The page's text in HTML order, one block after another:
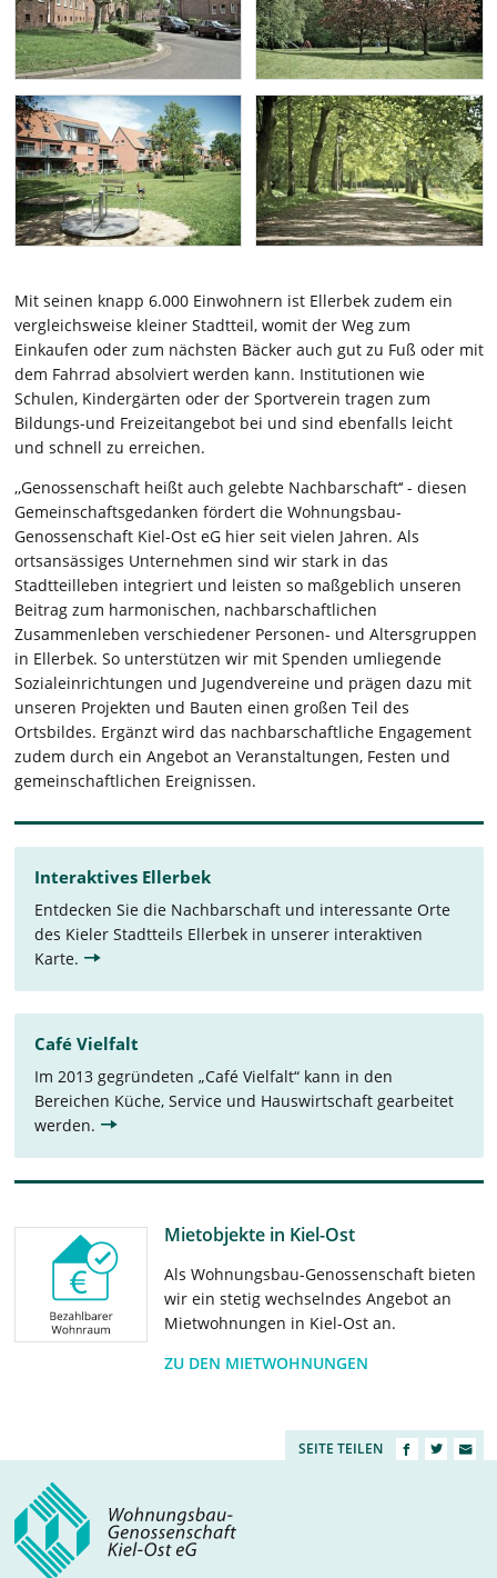
Mit seinen knapp 6.000 Einwohnern ist Ellerbek zudem ein
vergleichsweise kleiner Stadtteil, womit der Weg zum
Einkaufen oder zum nächsten Bäcker auch gut zu Fuß oder mit
dem Fahrrad absolviert werden kann. Institutionen wie
Schulen, Kindergärten oder der Sportverein tragen zum
Bildungs-und Freizeitangebot bei und sind ebenfalls leicht
und schnell zu erreichen.
,,Genossenschaft heißt auch gelebte Nachbarschaft‘‘ - diesen
Gemeinschaftsgedanken fördert die Wohnungsbau-
Genossenschaft Kiel-Ost eG hier seit vielen Jahren. Als
ortsansässiges Unternehmen sind wir stark in das
Stadtteilleben integriert und leisten so maßgeblich unseren
Beitrag zum harmonischen, nachbarschaftlichen
Zusammenleben verschiedener Personen- und Altersgruppen
in Ellerbek. So unterstützen wir mit Spenden umliegende
Sozialeinrichtungen und Jugendvereine und prägen dazu mit
unseren Projekten und Bauten einen großen Teil des
Ortsbildes. Ergänzt wird das nachbarschaftliche Engagement
zudem durch ein Angebot an Veranstaltungen, Festen und
gemeinschaftlichen Ereignissen.
Interaktives Ellerbek
Entdecken Sie die Nachbarschaft und interessante Orte
des Kieler Stadtteils Ellerbek in unserer interaktiven
Karte.
Café Vielfalt
Im 2013 gegründeten „Café Vielfalt“ kann in den
Bereichen Küche, Service und Hauswirtschaft gearbeitet
werden.
Mietobjekte in Kiel-Ost
Als Wohnungsbau-Genossenschaft bieten
wir ein stetig wechselndes Angebot an
Mietwohnungen in Kiel-Ost an.
ZU DEN MIETWOHNUNGEN
SEITE TEILEN